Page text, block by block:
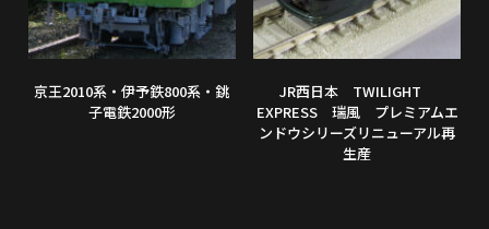
京王2010系・伊予鉄800系・銚
子電鉄2000形
JR西日本 TWILIGHT
EXPRESS 瑞風 プレミアムエ
ンドウシリーズリニューアル再
生産